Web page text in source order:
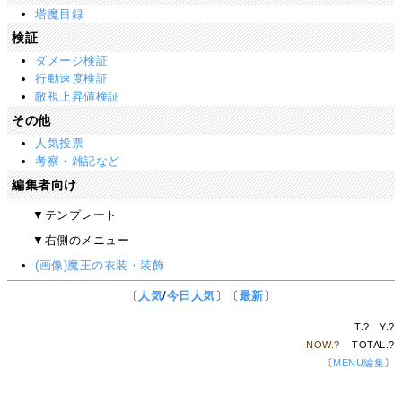
塔魔目録
検証
ダメージ検証
行動速度検証
敵視上昇値検証
その他
人気投票
考察・雑記など
編集者向け
▼テンプレート
▼右側のメニュー
(画像)魔王の衣装・装飾
〔 人気/今日人気 〕〔 最新 〕
T.? Y.?
NOW.? TOTAL.?
〔MENU編集〕